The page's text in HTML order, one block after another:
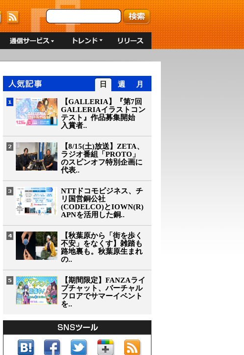
日 週 月
【GALLERIA】『第7回
GALLERIAイラストコン
テスト』作品募集開始
入賞者..
【8/15(土)放送】ZETA、
ラジオ番組「PROTO」
のスピンオフ特別企画に
代表..
NTTドコモビジネス、チ
リ国営銅公社
(CODELCO)とIOWN(R)
APNを活用した銅..
【秋葉原から「街を歩く
不安」をなくす】雑踏も
路地裏も。秋葉原生まれ
の..
【期間限定】FANZAライ
ブチャット、バーチャル
フロアでサマーイベント
を..